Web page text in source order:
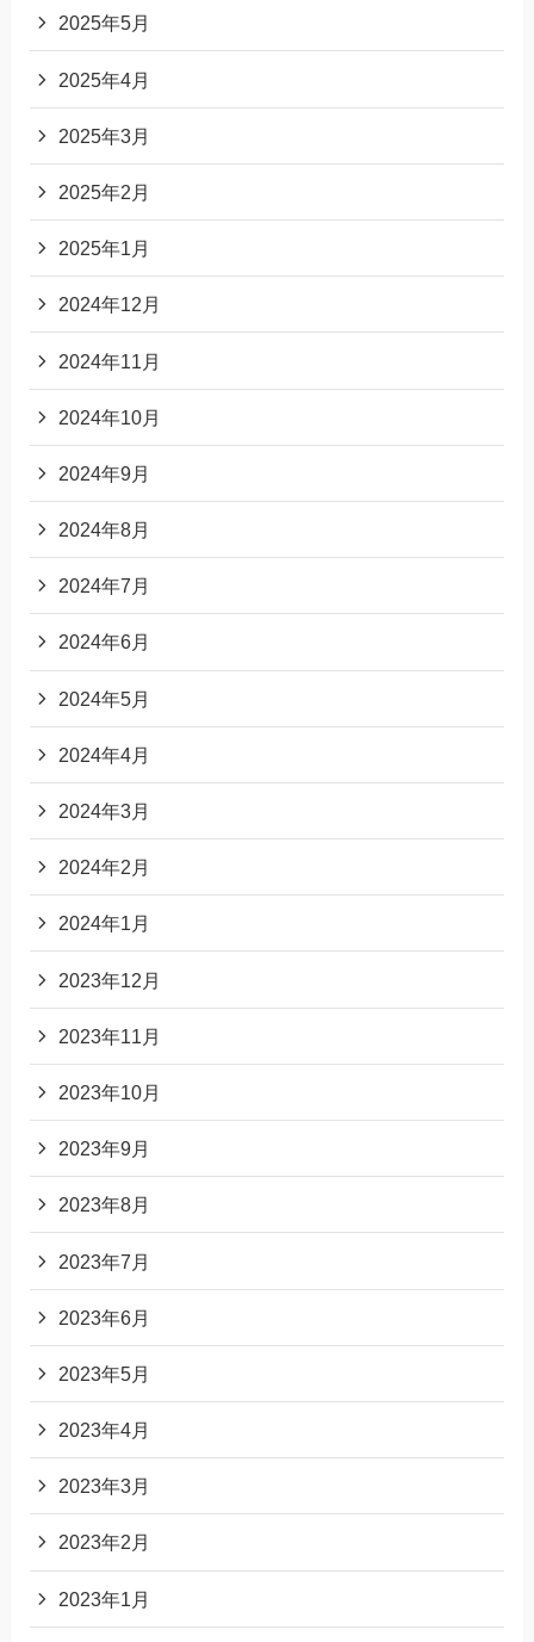
2025年5月
2025年4月
2025年3月
2025年2月
2025年1月
2024年12月
2024年11月
2024年10月
2024年9月
2024年8月
2024年7月
2024年6月
2024年5月
2024年4月
2024年3月
2024年2月
2024年1月
2023年12月
2023年11月
2023年10月
2023年9月
2023年8月
2023年7月
2023年6月
2023年5月
2023年4月
2023年3月
2023年2月
2023年1月